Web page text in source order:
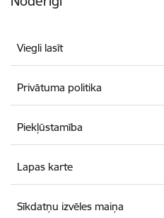
Viegli lasīt
Privātuma politika
Piekļūstamība
Lapas karte
Sīkdatņu izvēles maiņa